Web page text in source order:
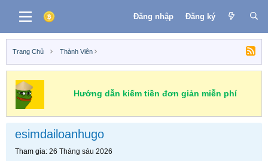
Đăng nhập Đăng ký
Trang Chủ Thành Viên
Hướng dẫn kiếm tiền đơn giản miễn phí
esimdailoanhugo
Tham gia 26 Tháng sáu 2026